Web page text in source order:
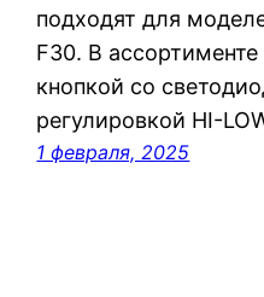
подходят для
F30. В
кнопкой со
регулировкой HI-
1 февраля, 2025